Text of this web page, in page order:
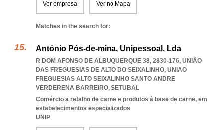
Ver empresa Ver no Mapa
Matches in the search for:
António Pós-de-mina, Unipessoal, Lda
R DOM AFONSO DE ALBUQUERQUE 38, 2830-176, UNIÃO
DAS FREGUESIAS DE ALTO DO SEIXALINHO, UNIAO
FREGUESIAS ALTO SEIXALINHO SANTO ANDRE
VERDERENA BARREIRO, SETUBAL
Comércio a retalho de carne e produtos à base de carne, em
estabelecimentos especializados
UNIP